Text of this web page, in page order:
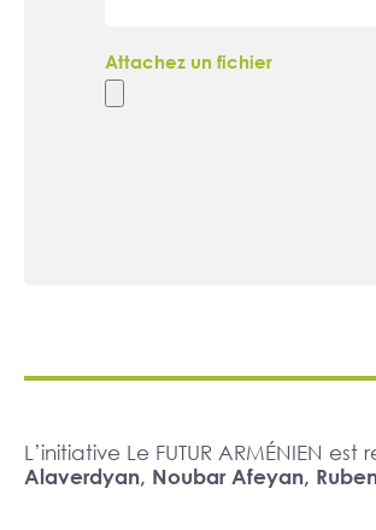
Attachez un fichier
L’initiative Le FUTUR ARMÉNIEN
Alaverdyan, Noubar Afeyan,